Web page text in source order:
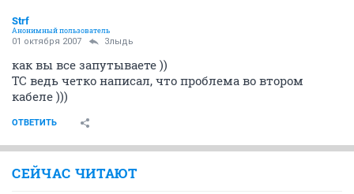
Strf
Анонимный пользователь
01 октября 2007 Злыдь
как вы все запутываете ))
ТС ведь четко написал, что проблема во втором
кабеле )))
ОТВЕТИТЬ
СЕЙЧАС ЧИТАЮТ